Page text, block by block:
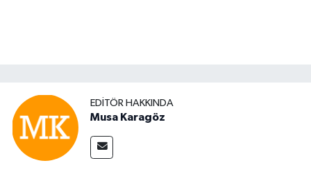
EDITÖR HAKKINDA
Musa Karagöz